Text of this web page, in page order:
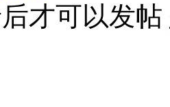
才可以发帖